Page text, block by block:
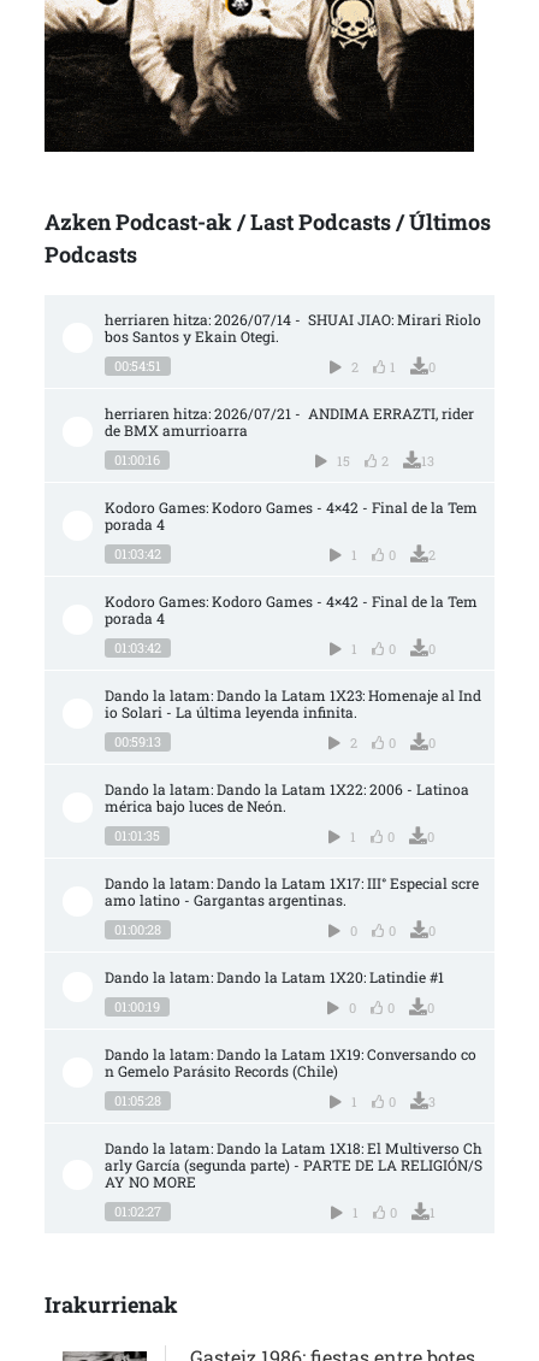
Azken Podcast-ak / Last Podcasts / Últimos
Podcasts
herriaren hitza: 2026/07/14 -  SHUAI JIAO: Mirari Riolo
bos Santos y Ekain Otegi.
00:54:51 2 1 0
herriaren hitza: 2026/07/21 -  ANDIMA ERRAZTI, rider
de BMX amurrioarra
01:00:16 15 2 13
Kodoro Games: Kodoro Games - 4×42 - Final de la Tem
porada 4
01:03:42 1 0 2
Kodoro Games: Kodoro Games - 4×42 - Final de la Tem
porada 4
01:03:42 1 0 0
Dando la latam: Dando la Latam 1X23: Homenaje al Ind
io Solari - La última leyenda infinita.
00:59:13 2 0 0
Dando la latam: Dando la Latam 1X22: 2006 - Latinoa
mérica bajo luces de Neón.
01:01:35 1 0 0
Dando la latam: Dando la Latam 1X17: III° Especial scre
amo latino - Gargantas argentinas.
01:00:28 0 0 0
Dando la latam: Dando la Latam 1X20: Latindie #1
01:00:19 0 0 0
Dando la latam: Dando la Latam 1X19: Conversando co
n Gemelo Parásito Records (Chile)
01:05:28 1 0 3
Dando la latam: Dando la Latam 1X18: El Multiverso Ch
arly García (segunda parte) - PARTE DE LA RELIGIÓN/S
AY NO MORE
01:02:27 1 0 1
Irakurrienak